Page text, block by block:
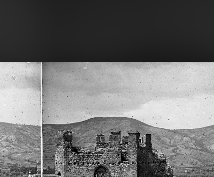
1900 előtt készült.
1900
A felvétel 1900 előtt készült.